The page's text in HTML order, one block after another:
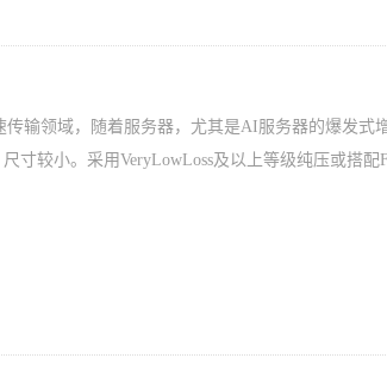
传输领域，随着服务器，尤其是AI服务器的爆发式
寸较小。采用VeryLowLoss及以上等级纯压或搭配